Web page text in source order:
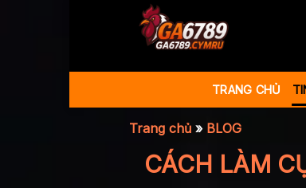
dung
TRANG CHỦ
Trang chủ » BLOG
CÁCH LÀM